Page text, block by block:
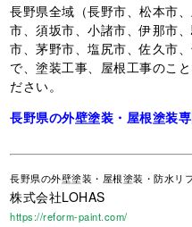
長野県全域（長野市、松本市
市、須坂市、小諸市、伊那市
市、茅野市、塩尻市、佐久市
で、塗装工事、屋根工事のこ
ださい。
長野県の外壁塗装・屋根塗装
長野県の外壁塗装・屋根塗装・防水リ
株式会社LOHAS
https://reform-paint.com/